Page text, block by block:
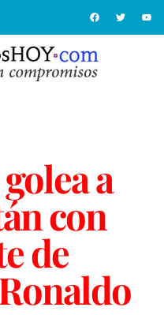
a
con
de